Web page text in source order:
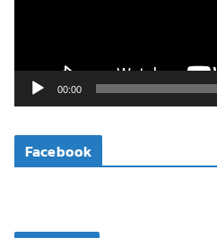
ดี
โ
00:00
Facebook